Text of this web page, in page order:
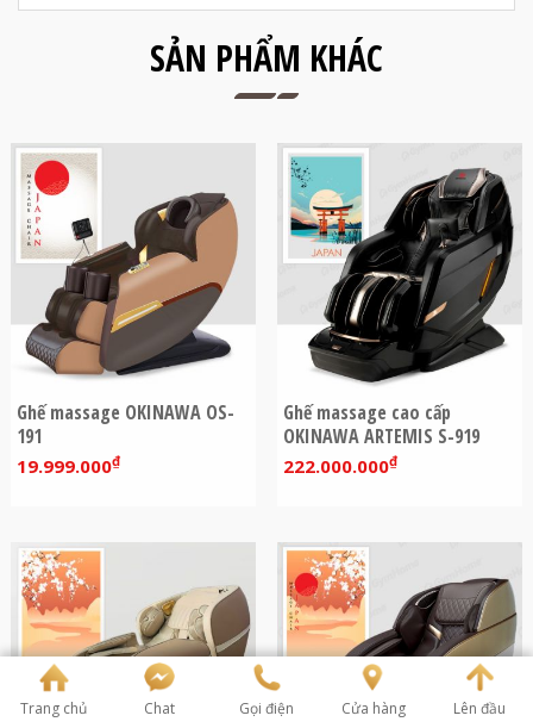
SẢN PHẨM KHÁC
Ghế massage OKINAWA OS-
191
19.999.000₫
Ghế massage cao cấp
OKINAWA ARTEMIS S-919
222.000.000₫
Trang chủ Chat Gọi điện Cửa hàng Lên đầu